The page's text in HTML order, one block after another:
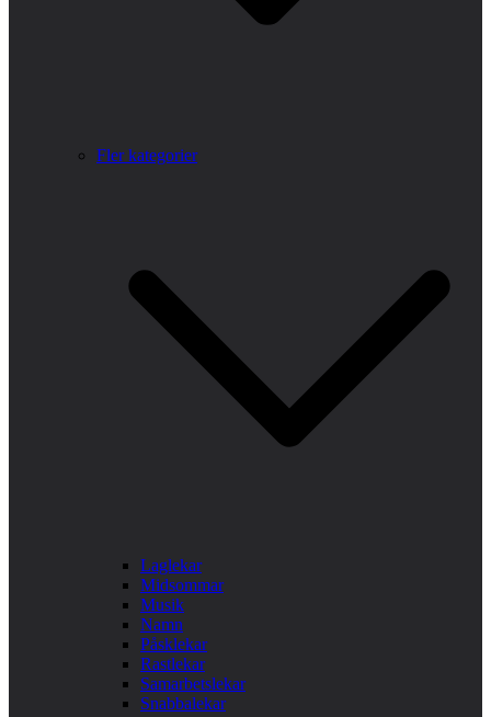
Fler kategorier
Laglekar
Midsommar
Musik
Namn
Påsklekar
Rastlekar
Samarbetslekar
Snabbalekar